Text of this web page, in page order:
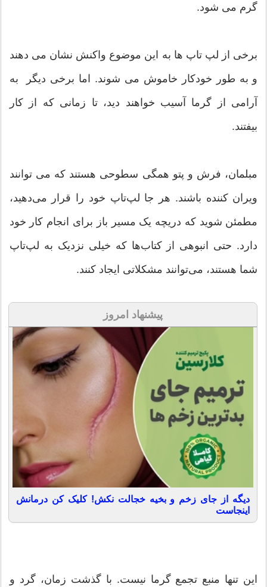
گرم می شود.
برخی از لپ تاپ ها به این موضوع واکنش نشان می دهند
و به طور خودکار خاموش می شوند. اما برخی دیگر به
آرامی از گرما آسیب خواهند دید، تا زمانی که از کار
بیفتند.
مبلمان، فرش و پتو همگی سطوحی هستند که می توانند
ویران کننده باشند. هر جا لپ‌تاپ خود را قرار می‌دهید،
مطمئن شوید که دریچه یک مسیر باز برای انجام کار خود
دارد. حتی انبوهی از کتاب‌ها که خیلی نزدیک به لپ‌تاپ
شما هستند، می‌توانند مشکلاتی ایجاد کنند.
پیشنهاد امروز
دیگه از جای زخم و بخیه خجالت نکش! کلیک کن درمانش
اینجاست
این تنها منبع تجمع گرما نیست. با گذشت زمان، گرد و